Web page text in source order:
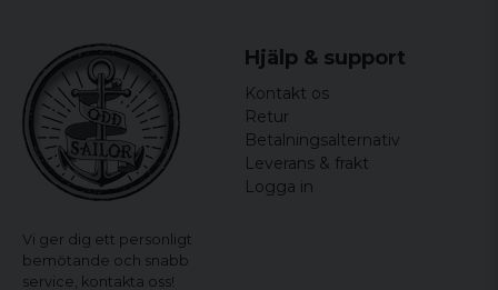
Vi ger dig ett personligt
bemötande och snabb
service, kontakta oss!
Hjälp & support
Kontakt os
Retur
Betalningsalternativ
Leverans & frakt
Logga in